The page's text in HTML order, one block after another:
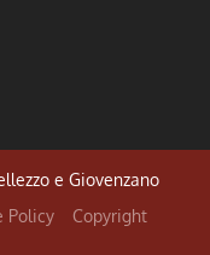
e Giovenzano
Policy
Copyright